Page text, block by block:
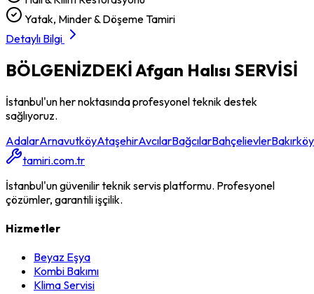
Yatak, Minder & Döşeme Tamiri
Detaylı Bilgi
BÖLGENİZDEKİAfgan Halısı SERVİSİ
İstanbul'un her noktasında profesyonel teknik destek
sağlıyoruz.
AdalarArnavutköyAtaşehirAvcılarBağcılarBahçelievlerBakırköy
tamiri.com.tr
İstanbul'un güvenilir teknik servis platformu. Profesyonel
çözümler, garantili işçilik.
Hizmetler
Beyaz Eşya
Kombi Bakımı
Klima Servisi